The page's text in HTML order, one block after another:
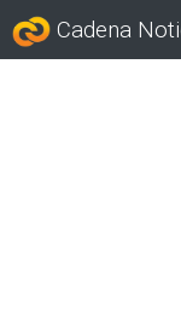
Cadena